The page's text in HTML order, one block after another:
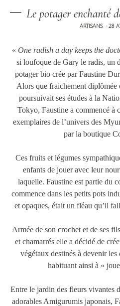
Le potager enchanté
ARTISANS •28
« One radish a day keeps the
si loufoque de Gary le radis, un
potager bio crée par Faustine
Alors que fraichement diplômée
poursuivait ses études à la
Tokyo, Faustine a commencé à
exemplaires de l’univers des
par la boutique
Ces fruits et légumes
enfants de jouer avec leur
laquelle. Faustine est partie du
commence dans les petits pots
et opaques, était un fléau qu’il
Armée de son crochet et de ses
et chamarrés elle a décidé de
végétaux destinés à devenir
habituant ainsi à «
Entre le jardin des fleurs vivantes
adorables Amigurumis japonais,